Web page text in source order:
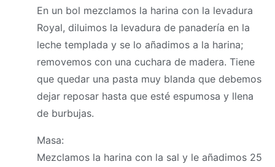
En un bol mezclamos la harina con la levadura
Royal, diluimos la levadura de panadería en la
leche templada y se lo añadimos a la harina;
removemos con una cuchara de madera. Tiene
que quedar una pasta muy blanda que debemos
dejar reposar hasta que esté espumosa y llena
de burbujas.
Masa:
Mezclamos la harina con la sal y le añadimos 25